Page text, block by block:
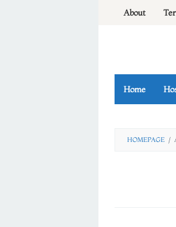
About
Home
HOMEPAGE /